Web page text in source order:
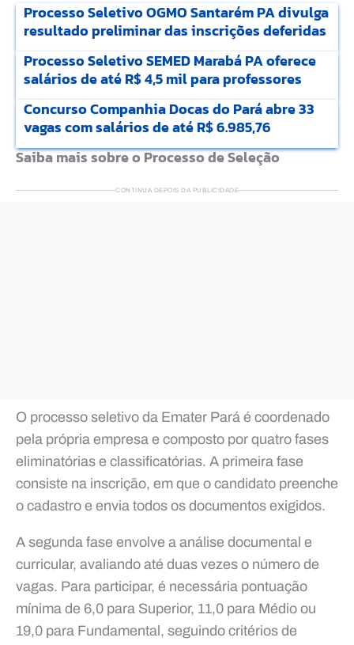
Processo Seletivo OGMO Santarém PA divulga
resultado preliminar das inscrições deferidas
Processo Seletivo SEMED Marabá PA oferece
salários de até R$ 4,5 mil para professores
Concurso Companhia Docas do Pará abre 33
vagas com salários de até R$ 6.985,76
Saiba mais sobre o Processo de Seleção
CONTINUA DEPOIS DA PUBLICIDADE
O processo seletivo da Emater Pará é coordenado
pela própria empresa e composto por quatro fases
eliminatórias e classificatórias. A primeira fase
consiste na inscrição, em que o candidato preenche
o cadastro e envia todos os documentos exigidos.
A segunda fase envolve a análise documental e
curricular, avaliando até duas vezes o número de
vagas. Para participar, é necessária pontuação
mínima de 6,0 para Superior, 11,0 para Médio ou
19,0 para Fundamental, seguindo critérios de